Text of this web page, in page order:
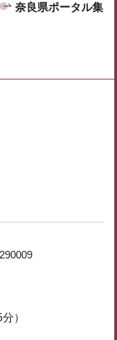
奈良県ポータル集
）